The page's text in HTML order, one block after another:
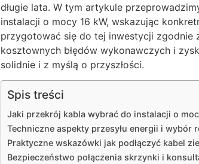
długie lata. W tym artykule
instalacji o mocy 16 kW, wskazując
przygotować się do tej inwestycji zgodnie
kosztownych błędów wykonawczych i
solidnie i z myślą o przyszłości.
Spis treści
Jaki przekrój kabla wybrać do instalacji o
Techniczne aspekty przesyłu energii i wybór
Praktyczne wskazówki jak podłączyć kabel
Bezpieczeństwo połączenia skrzynki i